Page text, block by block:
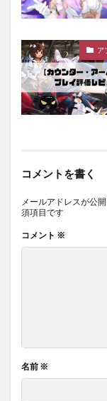
ア
コメントを書く
メールアドレスが公
須項目です
コメント ※
名前 ※